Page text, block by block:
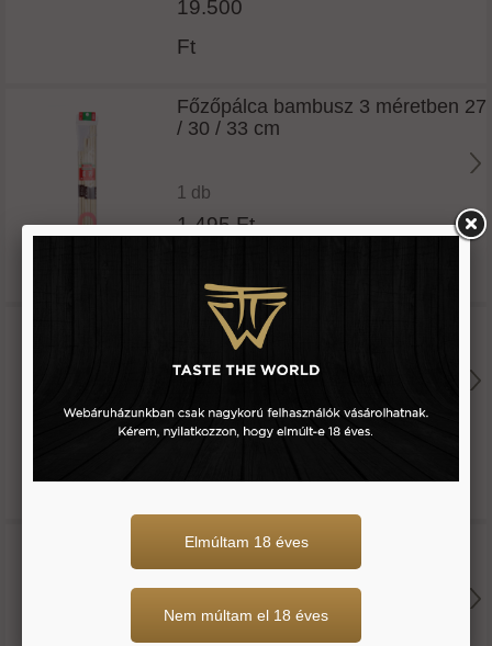
19.500
Ft
Főzőpálca bambusz 3 méretben 27
/ 30 / 33 cm
1 db
1.495 Ft
Főzőpálca bambusz 39 cm
1 db
1.495 Ft
Főzőpálca bambusz 45 cm
Elmúltam 18 éves
Nem múltam el 18 éves